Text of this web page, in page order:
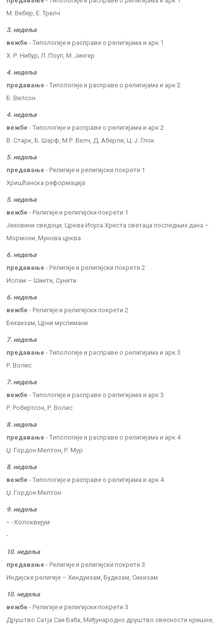
М. Вебер, Е. Трелч
3. недеља
вежбе - Tипологије и расправе о религијама и арк 1
Х. Р. Нибур, Л. Поуп, М. Јингер
4. недеља
предавање - Tипологије и расправе о религијама и арк 2
Б. Вилсон
4. недеља
вежбе - Tипологије и расправе о религијама и арк 2
В. Старк, Б. Шарф, М.Р. Велч, Д. Аберли, Ц. Ј. Глок
5. недеља
предавање - Религије и религијски покрети 1
Хришћанска реформација
5. недеља
вежбе - Религије и религијски покрети 1
Јеховини сведоци, Црква Исуса Христа светаца последњих дана –
Мормони, Мунова црква
6. недеља
предавање - Религије и религијски покрети 2
Ислам – Шиити, Сунити
6. недеља
вежбе - Религије и религијски покрети 2
Бехаизам, Црни муслимани
7. недеља
предавање - Tипологије и расправе о религијама и арк 3
Р. Волис
7. недеља
вежбе - Tипологије и расправе о религијама и арк 3
Р. Робертсон, Р. Волис
8. недеља
предавање - Tипологије и расправе о религијама и арк 4
Џ. Гордон Мелтон, Р. Мур
8. недеља
вежбе - Tипологије и расправе о религијама и арк 4
Џ. Гордон Мелтон
9. недеља
- - Колоквијум
-
10. недеља
предавање - Религије и религијски покрети 3
Индијске религије – Хиндуизам, Будизам, Сикизам
10. недеља
вежбе - Религије и религијски покрети 3
Друштво Сатја Саи Баба, Међународно друштво свесности кришне,